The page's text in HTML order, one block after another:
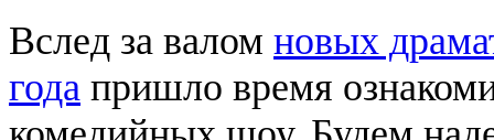
Вслед за валом новых
года пришло время